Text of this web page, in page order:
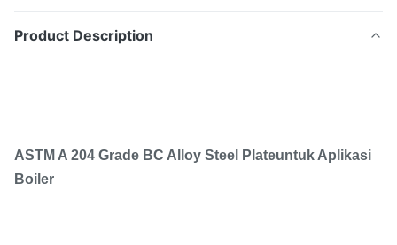
Product Description
ASTM A 204 Grade BC Alloy Steel Plateuntuk Aplikasi
Boiler